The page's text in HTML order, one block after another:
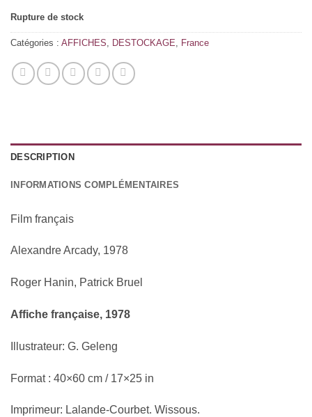
Rupture de stock
Catégories : AFFICHES DESTOCKAGE France
DESCRIPTION
INFORMATIONS COMPLÉMENTAIRES
Film français
Alexandre Arcady, 1978
Roger Hanin, Patrick Bruel
Affiche française, 1978
Illustrateur: G. Geleng
Format : 40×60 cm / 17×25 in
Imprimeur: Lalande-Courbet. Wissous.